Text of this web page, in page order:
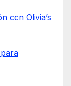
con Olivia’s